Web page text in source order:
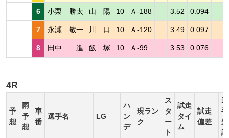
6 小栗 勝太 山 陽 10 Ａ-188 3.52 0.094
7 永瀬 敏一 川 口 10 Ａ-120 3.49 0.097
8 田中 進 飯 塚 10 Ａ-99 3.53 0.076
4R
予
想
雨
予
想
車
番
選手名 LG
ハ
ン
デ
現ラン
ク
ス
タ
ー
ト
試走
タイ
ム
試走
偏差
選
手
短
評